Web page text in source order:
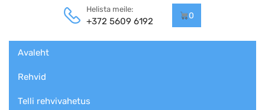
Helista meile:
+372 5609 6192
0
content
Avaleht
Rehvid
Telli rehvivahetus